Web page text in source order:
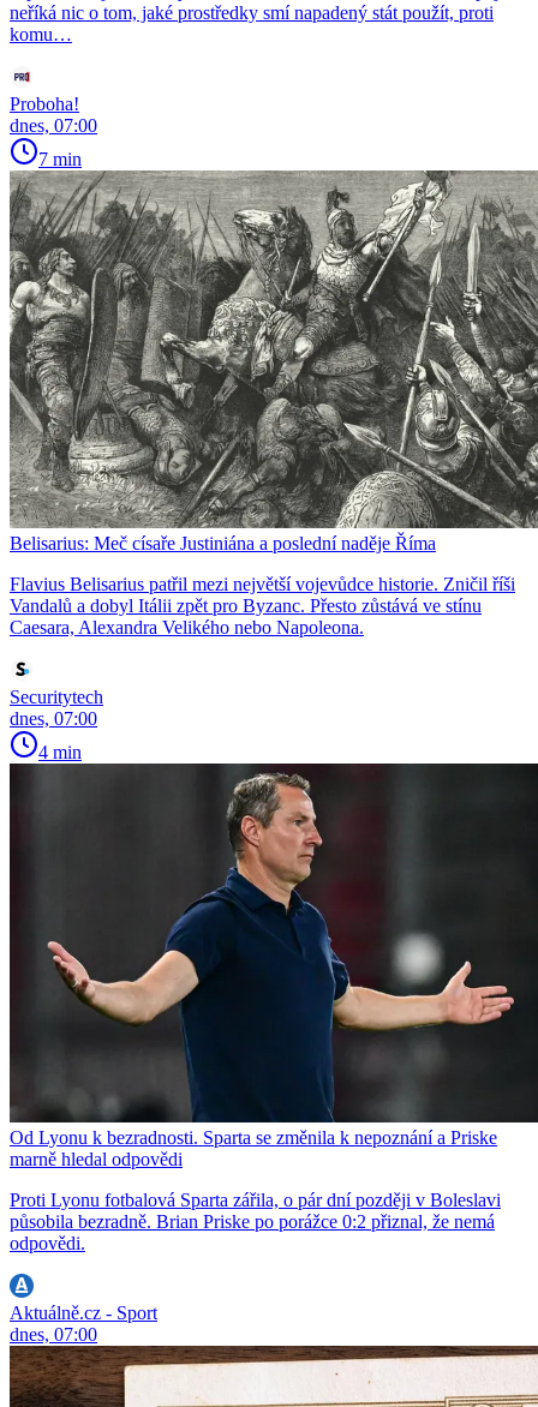
neříká nic o tom, jaké prostředky smí napadený stát použít, proti
komu…
Proboha!
dnes, 07:00
7 min
Belisarius: Meč císaře Justiniána a poslední naděje Říma
Flavius Belisarius patřil mezi největší vojevůdce historie. Zničil říši
Vandalů a dobyl Itálii zpět pro Byzanc. Přesto zůstává ve stínu
Caesara, Alexandra Velikého nebo Napoleona.
Securitytech
dnes, 07:00
4 min
Od Lyonu k bezradnosti. Sparta se změnila k nepoznání a Priske
marně hledal odpovědi
Proti Lyonu fotbalová Sparta zářila, o pár dní později v Boleslavi
působila bezradně. Brian Priske po porážce 0:2 přiznal, že nemá
odpovědi.
Aktuálně.cz - Sport
dnes, 07:00